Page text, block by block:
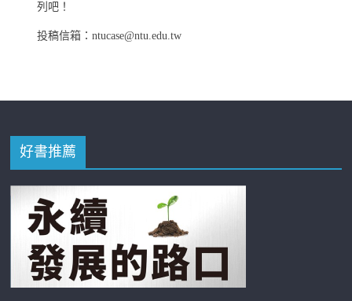
列吧！
投稿信箱：ntucase@ntu.edu.tw
好書推薦